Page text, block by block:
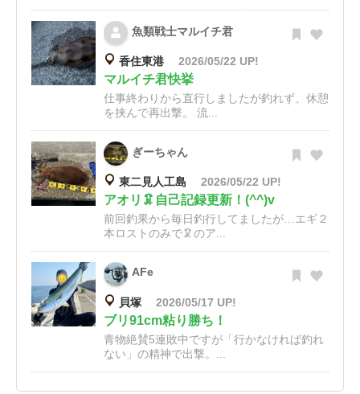
魚類戦士マルイチ君
香住東港 2026/05/22 UP!
マルイチ君快挙
仕事終わりから直行しましたが釣れず、休憩
を挟んで再出撃。 流...
ぎーちゃん
東二見人工島 2026/05/22 UP!
アオリ🦑自己記録更新！(^^)v
前回釣果から毎日釣行してましたが…エギ２
本ロストのみで🦑のア...
AFe
貝塚 2026/05/17 UP!
ブリ91cm粘り勝ち！
青物絶賛5連敗中ですが「行かなければ釣れ
ない」の精神で出撃。...